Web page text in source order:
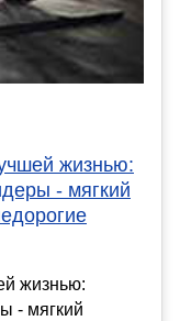
жизнью:
- мягкий
жизнью:
- мягкий